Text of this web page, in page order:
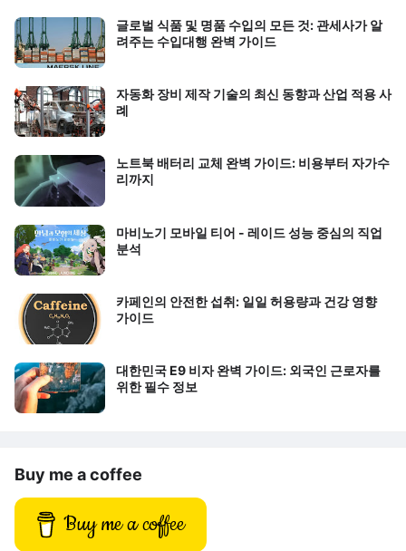
글로벌 식품 및 명품 수입의 모든 것: 관세사가 알
려주는 수입대행 완벽 가이드
자동화 장비 제작 기술의 최신 동향과 산업 적용 사
례
노트북 배터리 교체 완벽 가이드: 비용부터 자가수
리까지
마비노기 모바일 티어 - 레이드 성능 중심의 직업
분석
카페인의 안전한 섭취: 일일 허용량과 건강 영향
가이드
대한민국 E9 비자 완벽 가이드: 외국인 근로자를
위한 필수 정보
Buy me a coffee
Buy me a coffee